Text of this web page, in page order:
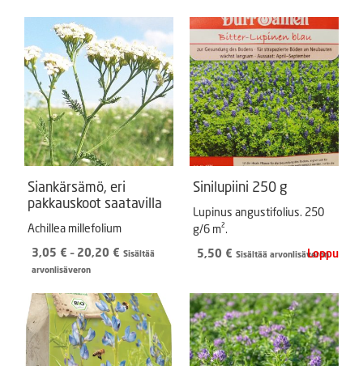
Siankärsämö, eri
pakkauskoot saatavilla
Achillea millefolium
3,05 € – 20,20 € Hintaluokka:
20,20 €
Sisältää
arvonlisäveron
Sinilupiini 250 g
Lupinus angustifolius. 250
g/6 m².
5,50 € Sisältää arvonlisäveron